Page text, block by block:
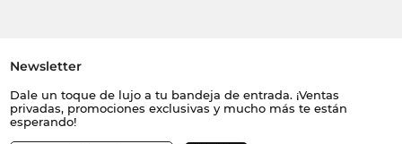
Newsletter
Dale un toque de lujo a tu bandeja de entrada. ¡Ventas
privadas, promociones exclusivas y mucho más te están
esperando!